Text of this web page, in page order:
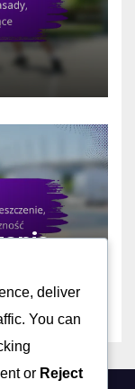
deliver
You can
or Reject